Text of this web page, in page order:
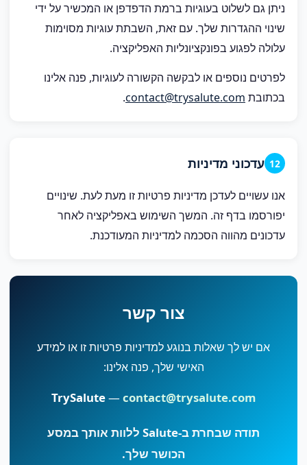
ניתן גם לשלוט בעוגיות ברמת הדפדפן או המכשיר על ידי
שינוי ההגדרות שלך. עם זאת, השבתת עוגיות מסוימות
עלולה לפגוע בפונקציונליות האפליקציה.
לפרטים נוספים או לבקשה הקשורה לעוגיות, פנה אלינו
בכתובת contact@trysalute.com
.
12 עדכוני מדיניות
אנו עשויים לעדכן מדיניות פרטיות זו מעת לעת. שינויים
יפורסמו בדף זה. המשך השימוש באפליקציה לאחר
עדכונים מהווה הסכמה למדיניות המעודכנת.
צור קשר
אם יש לך שאלות בנוגע למדיניות פרטיות זו או למידע
האישי שלך, פנה אלינו:
TrySalute—contact@trysalute.com
תודה שבחרת ב-Salute ללוות אותך במסע
הכושר שלך.